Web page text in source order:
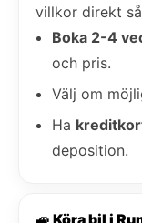
villkor direkt
Boka 2-4
och pris.
Välj om
Ha
deposition.
🚙 Köra bil i